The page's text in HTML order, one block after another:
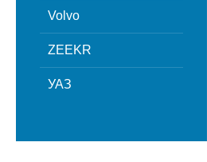
Volvo
ZEEKR
УАЗ